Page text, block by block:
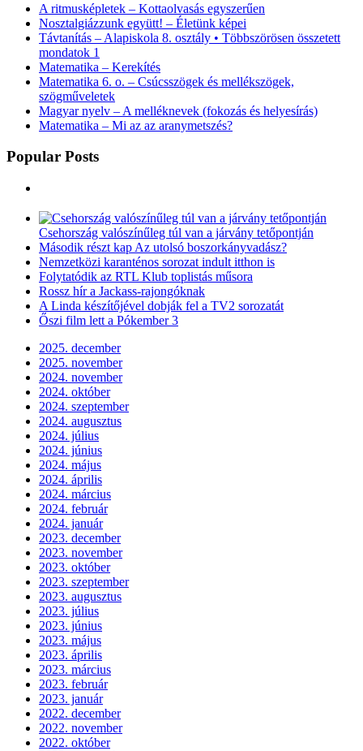
A ritmusképletek – Kottaolvasás egyszerűen
Nosztalgiázzunk együtt! – Életünk képei
Távtanítás – Alapiskola 8. osztály • Többszörösen összetett
mondatok 1
Matematika – Kerekítés
Matematika 6. o. – Csúcsszögek és mellékszögek,
szögműveletek
Magyar nyelv – A melléknevek (fokozás és helyesírás)
Matematika – Mi az az aranymetszés?
Popular Posts
Csehország valószínűleg túl van a járvány tetőpontján
Második részt kap Az utolsó boszorkányvadász?
Nemzetközi karanténos sorozat indult itthon is
Folytatódik az RTL Klub toplistás műsora
Rossz hír a Jackass-rajongóknak
A Linda készítőjével dobják fel a TV2 sorozatát
Őszi film lett a Pókember 3
2025. december
2025. november
2024. november
2024. október
2024. szeptember
2024. augusztus
2024. július
2024. június
2024. május
2024. április
2024. március
2024. február
2024. január
2023. december
2023. november
2023. október
2023. szeptember
2023. augusztus
2023. július
2023. június
2023. május
2023. április
2023. március
2023. február
2023. január
2022. december
2022. november
2022. október